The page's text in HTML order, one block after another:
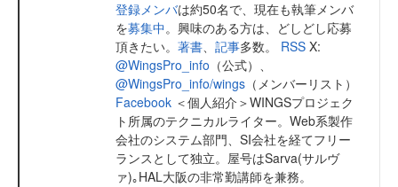
登録メンバは約50名で、現在も執筆メンバ
を募集中。興味のある方は、どしどし応募
頂きたい。 著書、 記事多数。 RSS X:
@WingsPro_info （公式）、
@WingsPro_info/wings （メンバーリスト）
Facebook ＜個人紹介＞WINGSプロジェク
ト所属のテクニカルライター。Web系製作
会社のシステム部門、SI会社を経てフリー
ランスとして独立。屋号はSarva(サルヴ
ァ)｡HAL大阪の非常勤講師を兼務。